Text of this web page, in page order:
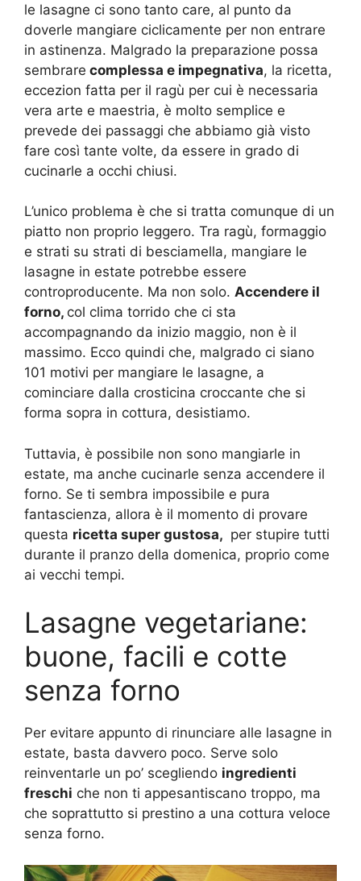
le lasagne ci sono tanto care, al punto da
doverle mangiare ciclicamente per non entrare
in astinenza. Malgrado la preparazione possa
sembrare complessa e impegnativa, la ricetta,
eccezion fatta per il ragù per cui è necessaria
vera arte e maestria, è molto semplice e
prevede dei passaggi che abbiamo già visto
fare così tante volte, da essere in grado di
cucinarle a occhi chiusi.
L’unico problema è che si tratta comunque di un
piatto non proprio leggero. Tra ragù, formaggio
e strati su strati di besciamella, mangiare le
lasagne in estate potrebbe essere
controproducente. Ma non solo. Accendere il
forno, col clima torrido che ci sta
accompagnando da inizio maggio, non è il
massimo. Ecco quindi che, malgrado ci siano
101 motivi per mangiare le lasagne, a
cominciare dalla crosticina croccante che si
forma sopra in cottura, desistiamo.
Tuttavia, è possibile non sono mangiarle in
estate, ma anche cucinarle senza accendere il
forno. Se ti sembra impossibile e pura
fantascienza, allora è il momento di provare
questa ricetta super gustosa, per stupire tutti
durante il pranzo della domenica, proprio come
ai vecchi tempi.
Lasagne vegetariane:
buone, facili e cotte
senza forno
Per evitare appunto di rinunciare alle lasagne in
estate, basta davvero poco. Serve solo
reinventarle un po’ scegliendo ingredienti
freschi che non ti appesantiscano troppo, ma
che soprattutto si prestino a una cottura veloce
senza forno.